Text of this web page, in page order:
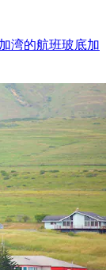
湾的航班玻底加